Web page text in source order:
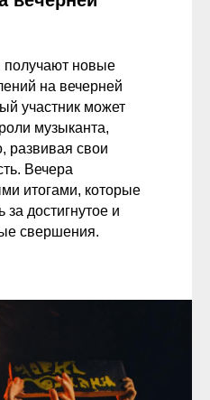
новые
на вечерней
участник может
музыканта,
развивая свои
Вечера
итогами, которые
за достигнутое и
свершения.